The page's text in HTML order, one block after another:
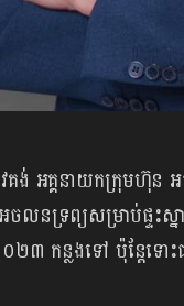
វគង់ អគ្គនាយកក្រុម
នទ្រព្យសម្រាប់ផ្ទះស្
៣ កន្លងទៅ ប៉ុន្តែទោះ